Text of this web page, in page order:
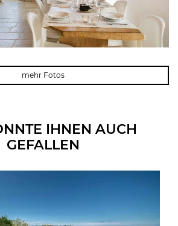
mehr Fotos
IHNEN AUCH
GEFALLEN